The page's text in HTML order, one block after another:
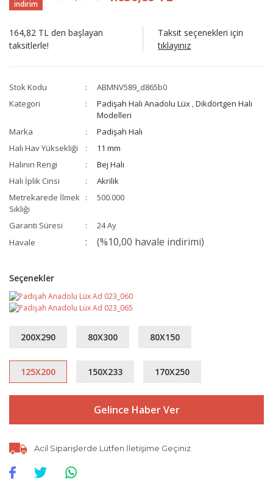
indirim
164,82 TL den başlayan
taksitlerle!
Taksit seçenekleri için
tıklayınız
Stok Kodu
ABMNV589_d865b0
Kategori
Padişah Halı Anadolu Lüx ,Dikdörtgen Halı
Modelleri
Marka
Padişah Halı
Halı Hav Yüksekliği
11 mm
Halının Rengi
Bej Halı
Halı İplik Cinsi
Akrilik
Metrekarede İlmek
Sıklığı
500.000
Garanti Süresi
24 Ay
Havale
(%10,00 havale indirimi)
Seçenekler
200X290 80X300 80X150
125X200 150X233 170X250
Gelince Haber Ver
Acil Siparişlerde Lütfen İletişime Geçiniz